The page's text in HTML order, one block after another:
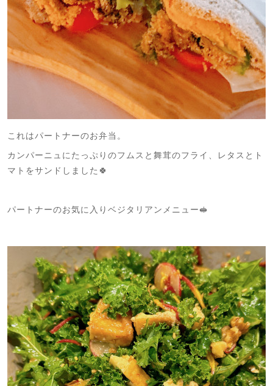
これはパートナーのお弁当。
カンパーニュにたっぷりのフムスと舞茸のフライ、レタスとト
マトをサンドしました🍀
パートナーのお気に入りベジタリアンメニュー🥪